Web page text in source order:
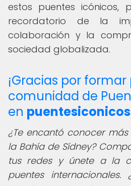
estos puentes icónicos,
recordatorio de la
colaboración y la
sociedad globalizada.
¡Gracias por
comunidad de
en
¿Te encantó conocer
la Bahía de Sídney?
tus redes y únete a la
puentes internacionales.